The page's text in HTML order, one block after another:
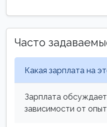
Часто
Какая зарплата на
Зарплата
зависимости от